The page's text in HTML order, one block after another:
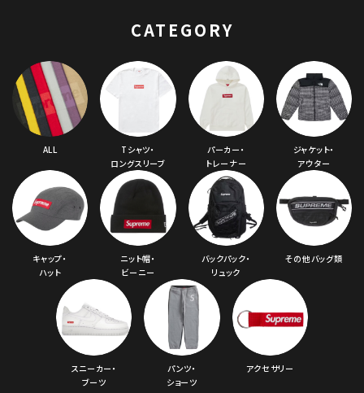
CATEGORY
ALL
Tシャツ・
ロングスリーブ
パーカー・
トレーナー
ジャケット・
アウター
キャップ・
ハット
ニット帽・
ビーニー
バックパック・
リュック
その他バッグ類
スニーカー・
ブーツ
パンツ・
ショーツ
アクセサリー